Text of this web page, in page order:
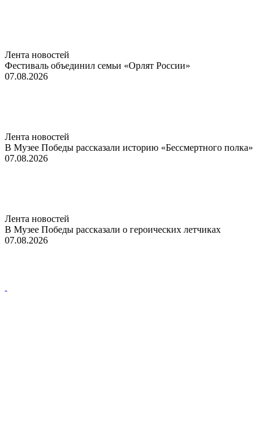
Лента новостей
Фестиваль объединил семьи «Орлят России»
07.08.2026
Лента новостей
В Музее Победы рассказали историю «Бессмертного полка»
07.08.2026
Лента новостей
В Музее Победы рассказали о героических летчиках
07.08.2026